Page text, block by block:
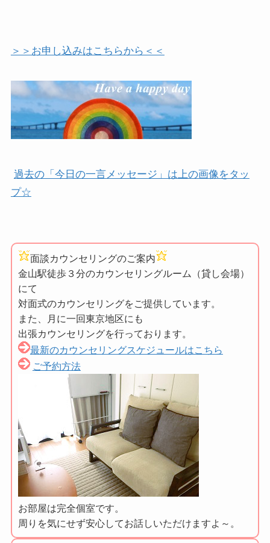
＞＞お申し込みはこちらから＜＜
過去の「今日の一言メッセージ」は上の画像をタッ
プ☆
面談カウンセリングのご案内
金山駅徒歩３分のカウンセリングルーム（貸し会場）
にて
対面式のカウンセリングをご提供しています。
また、月に一回東京地区にも
出張カウンセリングを行っております。
最新のカウンセリングスケジュールはこちら
ご予約方法
お部屋は完全個室です。
周りを気にせず安心してお話しいただけますよ～。